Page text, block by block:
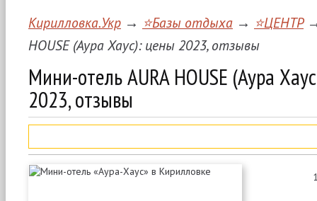
Кирилловка.Укр → ⭐Базы отдыха → ⭐ЦЕНТР→
HOUSE (Аура Хаус): цены 2023, отзывы
Мини-отель AURA HOUSE (Аура
2023, отзывы